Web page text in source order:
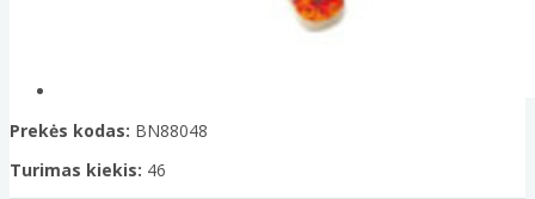
Prekės kodas: BN88048
Turimas kiekis: 46